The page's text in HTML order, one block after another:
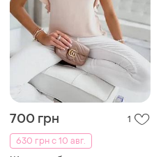
700 грн
1
630 грн с 10 авг.